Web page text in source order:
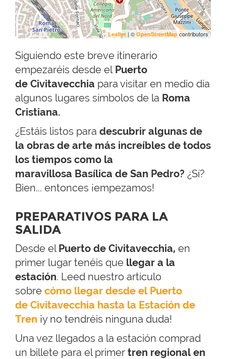
Leaflet | © OpenStreetMap contributors
Siguiendo este breve itinerario
empezaréis desde el Puerto
de Civitavecchia para visitar en medio día
algunos lugares símbolos de la Roma
Cristiana.
¿Estáis listos para descubrir algunas de
la obras de arte más increíbles de todos
los tiempos como la
maravillosa Basílica de San Pedro? ¿Sí?
Bien... entonces ¡empezamos!
PREPARATIVOS PARA LA
SALIDA
Desde elPuerto de Civitavecchia, en
primer lugar tenéis que llegar a la
estación. Leed nuestro artículo
sobre cómo llegar desde el Puerto
de Civitavecchia hasta la Estación de
Tren ¡y no tendréis ninguna duda!
Una vez llegados a la estación comprad
un billete para el primer tren regional en